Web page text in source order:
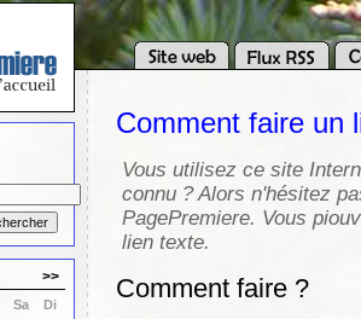
>>
Sa
Di
Comment faire un
Vous utilisez ce site
connu ? Alors n'hésitez
PagePremiere. Vous
lien texte.
Comment faire ?